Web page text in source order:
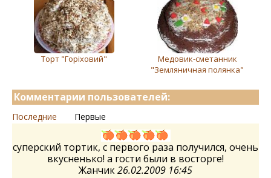
Торт "Горіховий"
Медовик-сметанник
"Земляничная полянка"
Комментарии пользователей:
Последние Первые
суперский тортик, с первого раза получился, очень
вкусненько! а гости были в восторге!
Жанчик26.02.2009 16:45